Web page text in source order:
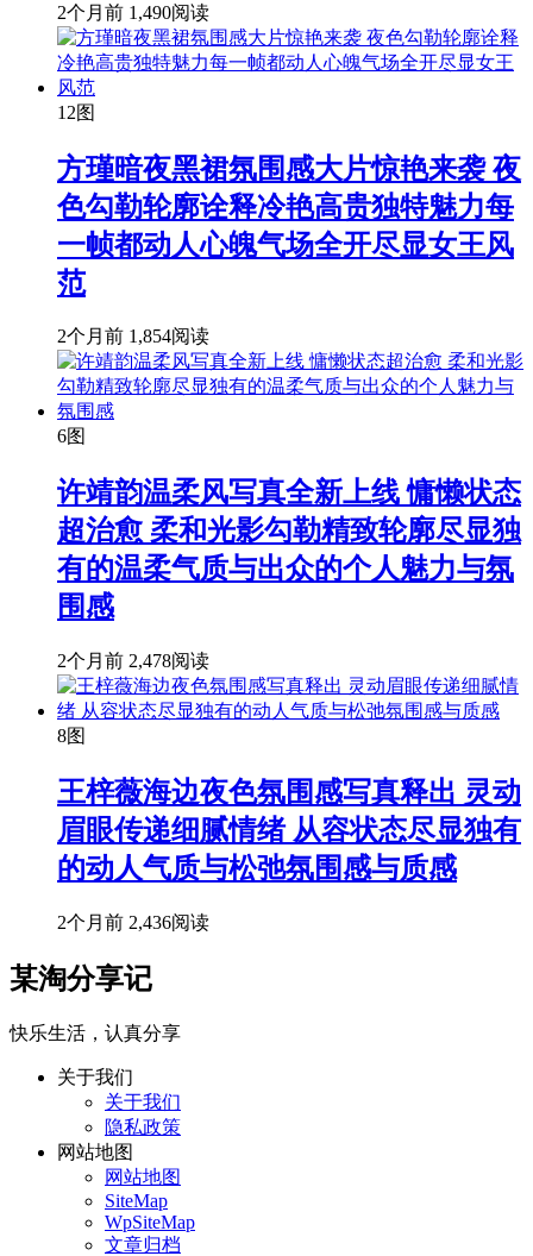
2个月前 1,490阅读
12图
方瑾暗夜黑裙氛围感大片惊艳来袭 夜
色勾勒轮廓诠释冷艳高贵独特魅力每
一帧都动人心魄气场全开尽显女王风
范
2个月前 1,854阅读
6图
许靖韵温柔风写真全新上线 慵懒状态
超治愈 柔和光影勾勒精致轮廓尽显独
有的温柔气质与出众的个人魅力与氛
围感
2个月前 2,478阅读
8图
王梓薇海边夜色氛围感写真释出 灵动
眉眼传递细腻情绪 从容状态尽显独有
的动人气质与松弛氛围感与质感
2个月前 2,436阅读
某淘分享记
快乐生活，认真分享
关于我们
关于我们
隐私政策
网站地图
网站地图
SiteMap
WpSiteMap
文章归档